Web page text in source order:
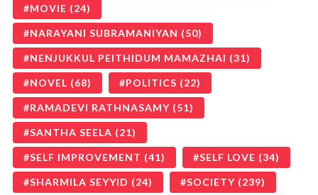
MOVIE (24)
NARAYANI SUBRAMANIYAN (50)
NENJUKKUL PEITHIDUM MAMAZHAI (31)
NOVEL (68) POLITICS (22)
RAMADEVI RATHNASAMY (51)
SANTHA SEELA (21)
SELF IMPROVEMENT (41) SELF LOVE (34)
SHARMILA SEYYID (24) SOCIETY (239)